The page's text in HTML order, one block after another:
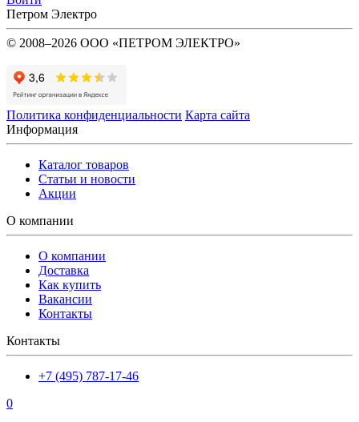
Петром Электро
© 2008–2026 ООО «ПЕТРОМ ЭЛЕКТРО»
Политика конфиденциальности Карта сайта
Информация
Каталог товаров
Статьи и новости
Акции
О компании
О компании
Доставка
Как купить
Вакансии
Контакты
Контакты
+7 (495) 787-17-46
0